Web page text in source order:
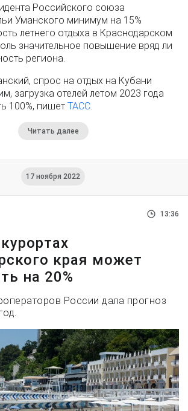
Российского союза
Уманского минимум на 15%
летнего отдыха в Краснодарском
значительное повышение вряд ли
региона.
спрос на отдых на Кубани
загрузка отелей летом 2023 года
100%, пишет ТАСС.
Читать далее
17 ноября 2022
13:36
края может
на 20%
России дала прогноз